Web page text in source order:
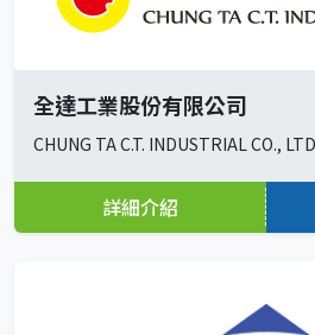
全達工業股份有限公司
CHUNG TA C.T. INDUSTRIAL CO.,
詳細介紹